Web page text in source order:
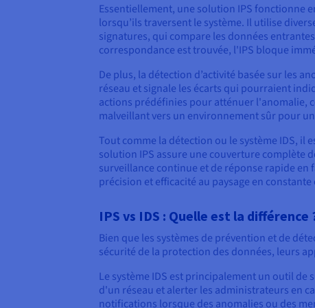
Essentiellement, une solution IPS fonctionne
lorsqu’ils traversent le système. Il utilise
signatures, qui compare les données
correspondance est trouvée, l'IPS bloque
De plus, la détection d’activité basée sur les
réseau et signale les écarts qui pourraient
actions prédéfinies pour atténuer l'anomalie,
malveillant vers un environnement sûr pour
Tout comme la détection ou le système IDS, il
solution IPS assure une couverture complète
surveillance continue et de réponse rapide
précision et efficacité au paysage en
IPS vs IDS : Quelle est la différence
Bien que les systèmes de prévention et de
sécurité de la protection des données, leurs
Le système IDS est principalement un outil
d'un réseau et alerter les administrateurs en
notifications lorsque des anomalies ou des